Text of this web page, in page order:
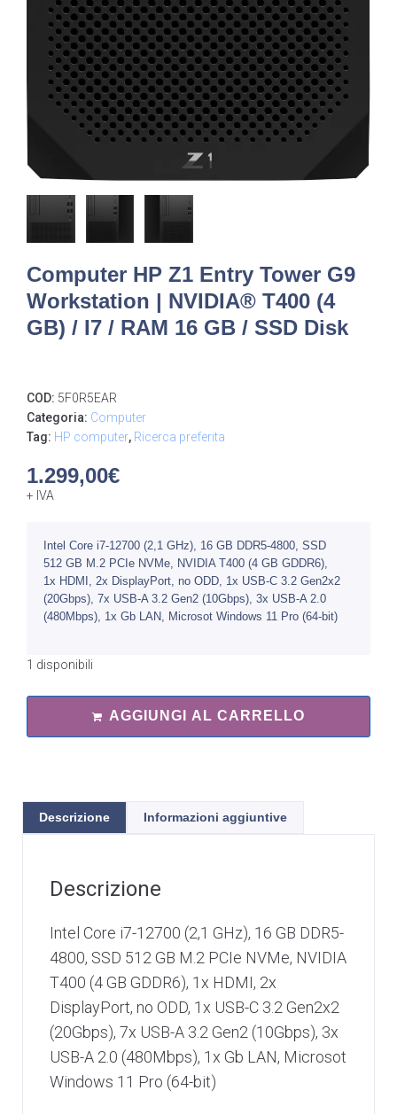
Computer HP Z1 Entry Tower G9
Workstation | NVIDIA® T400 (4
GB) / I7 / RAM 16 GB / SSD Disk
COD: 5F0R5EAR
Categoria: Computer
Tag: HP computer, Ricerca preferita
1.299,00€
+ IVA
Intel Core i7-12700 (2,1 GHz), 16 GB DDR5-4800, SSD
512 GB M.2 PCIe NVMe, NVIDIA T400 (4 GB GDDR6),
1x HDMI, 2x DisplayPort, no ODD, 1x USB-C 3.2 Gen2x2
(20Gbps), 7x USB-A 3.2 Gen2 (10Gbp​s), 3x USB-A 2.0
(480Mbp​s), 1x Gb LAN, Microsot Windows 11 Pro (64-bit)
1 disponibili
AGGIUNGI AL CARRELLO
Descrizione Informazioni aggiuntive
Descrizione
Intel Core i7-12700 (2,1 GHz), 16 GB DDR5-
4800, SSD 512 GB M.2 PCIe NVMe, NVIDIA
T400 (4 GB GDDR6), 1x HDMI, 2x
DisplayPort, no ODD, 1x USB-C 3.2 Gen2x2
(20Gbps), 7x USB-A 3.2 Gen2 (10Gbp​s), 3x
USB-A 2.0 (480Mbp​s), 1x Gb LAN, Microsot
Windows 11 Pro (64-bit)